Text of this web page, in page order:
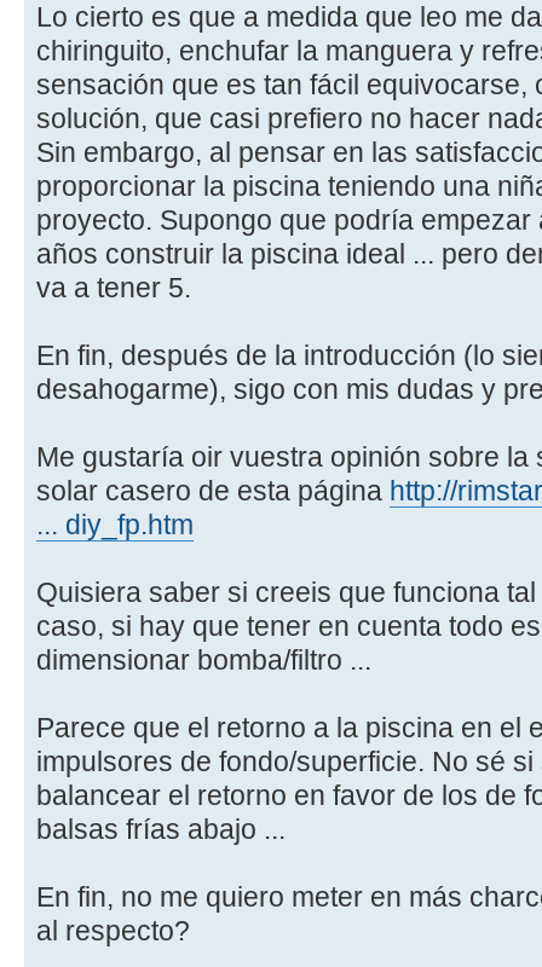
Lo cierto es que a medida que leo me
chiringuito, enchufar la manguera y
sensación que es tan fácil equivocarse,
solución, que casi prefiero no hacer
Sin embargo, al pensar en las
proporcionar la piscina teniendo una
proyecto. Supongo que podría
años construir la piscina ideal ... pero
va a tener 5.
En fin, después de la introducción (lo
desahogarme), sigo con mis dudas y
Me gustaría oir vuestra opinión sobre
solar casero de esta página http://
... diy_fp.htm
Quisiera saber si creeis que funciona
caso, si hay que tener en cuenta todo
dimensionar bomba/filtro ...
Parece que el retorno a la piscina en el
impulsores de fondo/superficie. No sé
balancear el retorno en favor de los de
balsas frías abajo ...
En fin, no me quiero meter en más
al respecto?